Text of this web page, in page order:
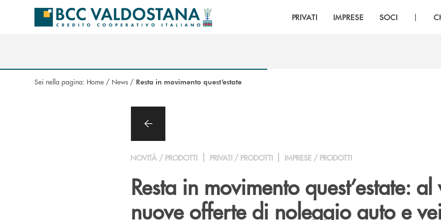
Salta al contenuto principale
PRIVATI IMPRESE SOCI |
Sei nella pagina: Home / News / Resta in movimento quest’estate
NOVITÀ / PRODOTTI PRIVATI / PRODOTTI IMPRESE / PRODOTTI
Resta in movimento quest’estate:
nuove offerte di noleggio auto e